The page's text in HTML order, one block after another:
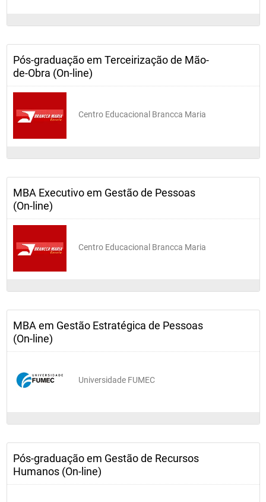
Pós-graduação em Terceirização de Mão-
de-Obra (On-line)
Centro Educacional Brancca Maria
MBA Executivo em Gestão de Pessoas
(On-line)
Centro Educacional Brancca Maria
MBA em Gestão Estratégica de Pessoas
(On-line)
Universidade FUMEC
Pós-graduação em Gestão de Recursos
Humanos (On-line)